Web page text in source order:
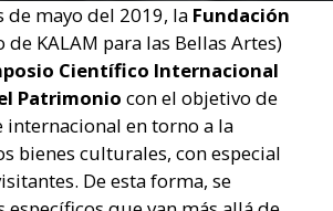
de mayo del 2019, la Fundación
de KALAM para las Bellas Artes)
Científico Internacional
Patrimonio con el objetivo de
en torno a la
bienes culturales, con especial
De esta forma, se